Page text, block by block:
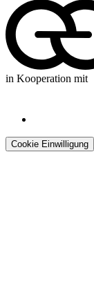
in Kooperation mit
Cookie Einwilligung